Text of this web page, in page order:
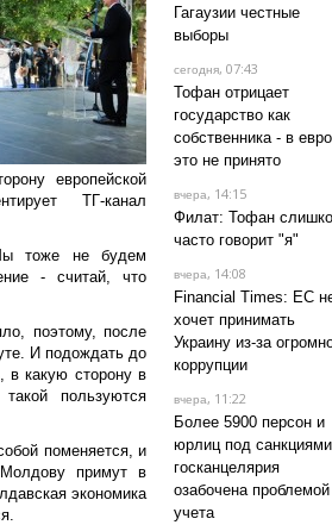
европейской
ТГ-канал
тоже не будем
- считай, что
поэтому, после
И подождать до
в какую сторону в
пользуются
поменяется, и
примут в
экономика
Гагаузии честные
выборы
сегодня, 07:43
Тофан отрицает
государство как
собственника - в
это не принято
вчера, 14:15
Филат: Тофан
часто говорит "я"
вчера, 14:08
Financial Times: ЕС
хочет принимать
Украину из-за
коррупции
вчера, 11:22
Более 5900 персон и
юрлиц под
госканцелярия
озабочена проблемой
учета